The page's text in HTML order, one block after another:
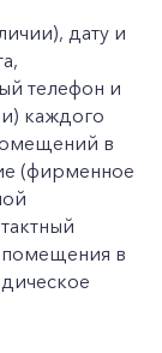
дату и
телефон и
каждого
в
(фирменное
помещения в